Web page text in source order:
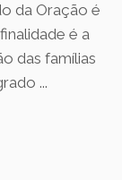
da Oração é
é a
das famílias
...